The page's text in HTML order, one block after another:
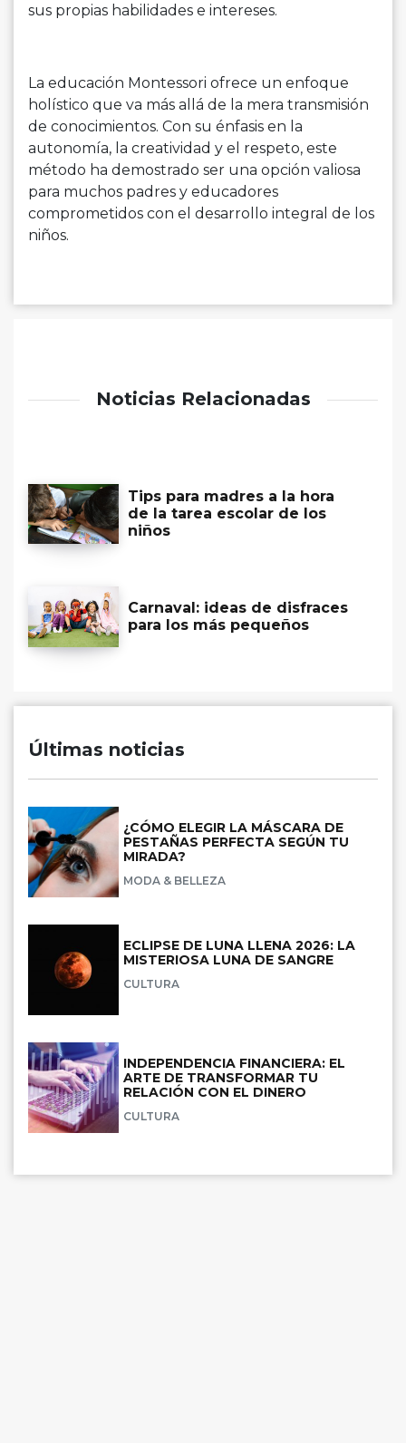
sus propias habilidades e intereses.
La educación Montessori ofrece un enfoque
holístico que va más allá de la mera transmisión
de conocimientos. Con su énfasis en la
autonomía, la creatividad y el respeto, este
método ha demostrado ser una opción valiosa
para muchos padres y educadores
comprometidos con el desarrollo integral de los
niños.
Noticias Relacionadas
Tips para madres a la hora
de la tarea escolar de los
niños
Carnaval: ideas de disfraces
para los más pequeños
Últimas noticias
¿CÓMO ELEGIR LA MÁSCARA DE
PESTAÑAS PERFECTA SEGÚN TU
MIRADA?
MODA & BELLEZA
ECLIPSE DE LUNA LLENA 2026: LA
MISTERIOSA LUNA DE SANGRE
CULTURA
INDEPENDENCIA FINANCIERA: EL
ARTE DE TRANSFORMAR TU
RELACIÓN CON EL DINERO
CULTURA